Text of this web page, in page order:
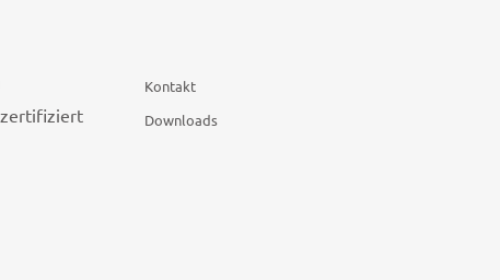
Kontakt
Downloads